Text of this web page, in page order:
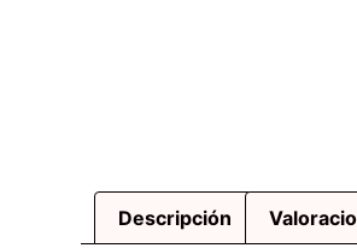
Descripción